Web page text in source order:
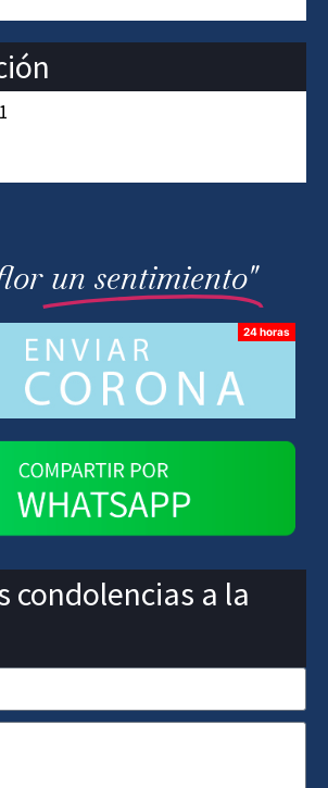
un sentimiento"
condolencias a la